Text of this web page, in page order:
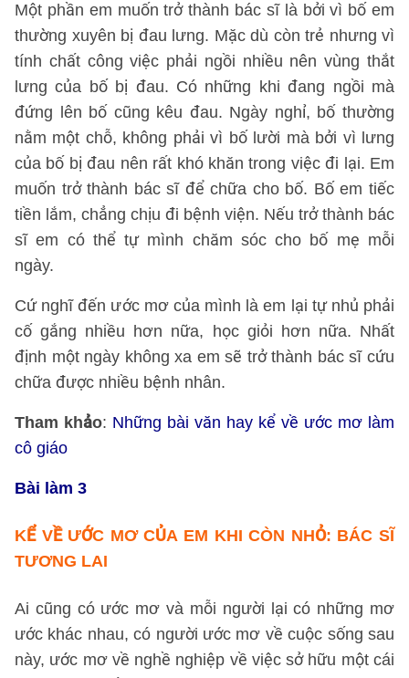
Một phần em muốn trở thành bác sĩ là bởi vì bố em
thường xuyên bị đau lưng. Mặc dù còn trẻ nhưng vì
tính chất công việc phải ngồi nhiều nên vùng thắt
lưng của bố bị đau. Có những khi đang ngồi mà
đứng lên bố cũng kêu đau. Ngày nghỉ, bố thường
nằm một chỗ, không phải vì bố lười mà bởi vì lưng
của bố bị đau nên rất khó khăn trong việc đi lại. Em
muốn trở thành bác sĩ để chữa cho bố. Bố em tiếc
tiền lắm, chẳng chịu đi bệnh viện. Nếu trở thành bác
sĩ em có thể tự mình chăm sóc cho bố mẹ mỗi
ngày.
Cứ nghĩ đến ước mơ của mình là em lại tự nhủ phải
cố gắng nhiều hơn nữa, học giỏi hơn nữa. Nhất
định một ngày không xa em sẽ trở thành bác sĩ cứu
chữa được nhiều bệnh nhân.
Tham khảo: Những bài văn hay kể về ước mơ làm
cô giáo
Bài làm 3
KỂ VỀ ƯỚC MƠ CỦA EM KHI CÒN NHỎ: BÁC SĨ
TƯƠNG LAI
Ai cũng có ước mơ và mỗi người lại có những mơ
ước khác nhau, có người ước mơ về cuộc sống sau
này, ước mơ về nghề nghiệp về việc sở hữu một cái